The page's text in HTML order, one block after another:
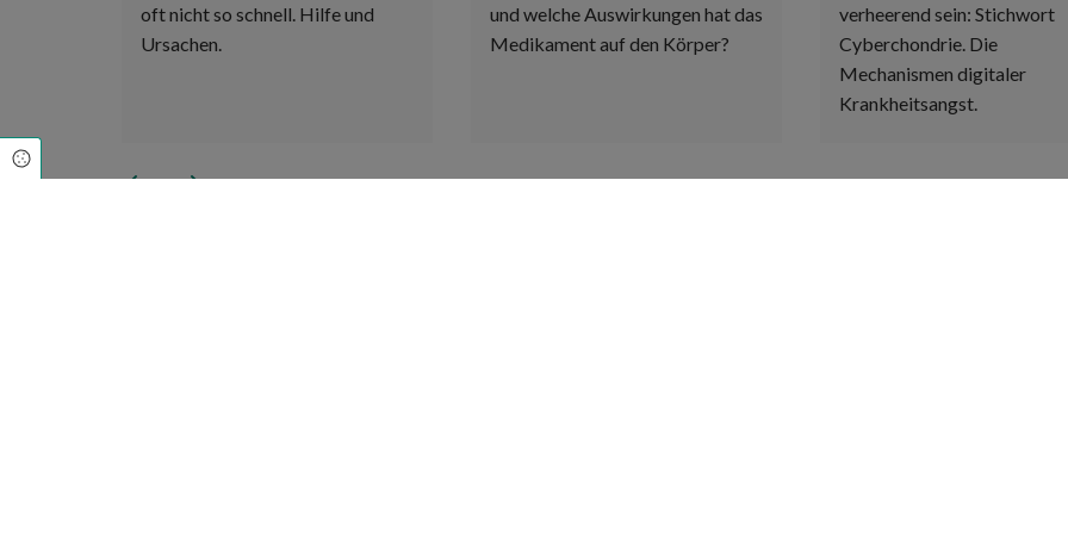
oft nicht so schnell. Hilfe und
Ursachen.
und welche Auswirkungen hat das
Medikament auf den Körper?
verheerend sein: Stichwort
Cyberchondrie. Die
Mechanismen digitaler
Krankheitsangst.
Previous
Next